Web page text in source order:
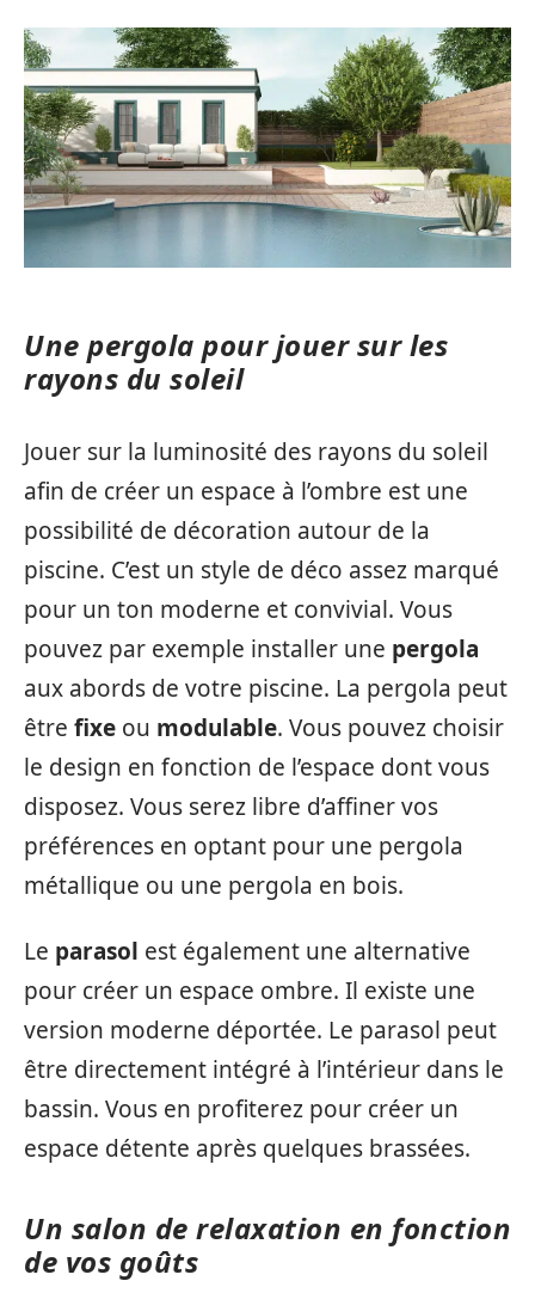
Une pergola pour jouer sur les
rayons du soleil
Jouer sur la luminosité des rayons du soleil
afin de créer un espace à l’ombre est une
possibilité de décoration autour de la
piscine. C’est un style de déco assez marqué
pour un ton moderne et convivial. Vous
pouvez par exemple installer une pergola
aux abords de votre piscine. La pergola peut
être fixe ou modulable. Vous pouvez choisir
le design en fonction de l’espace dont vous
disposez. Vous serez libre d’affiner vos
préférences en optant pour une pergola
métallique ou une pergola en bois.
Le parasol est également une alternative
pour créer un espace ombre. Il existe une
version moderne déportée. Le parasol peut
être directement intégré à l’intérieur dans le
bassin. Vous en profiterez pour créer un
espace détente après quelques brassées.
Un salon de relaxation en fonction
de vos goûts